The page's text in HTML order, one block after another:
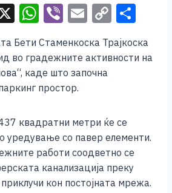
X W
h
at
s
A
p
Vi
er
E
m
ai
l
C
o
p
k
ar
Бети Стаменкоска Трајкоска
во градежните активности на
каде што започна
простор.
квадратни метри ќе се
уредување со павер елементи.
работи соодветно се
канализација преку
приклучи кон постојната мрежа.